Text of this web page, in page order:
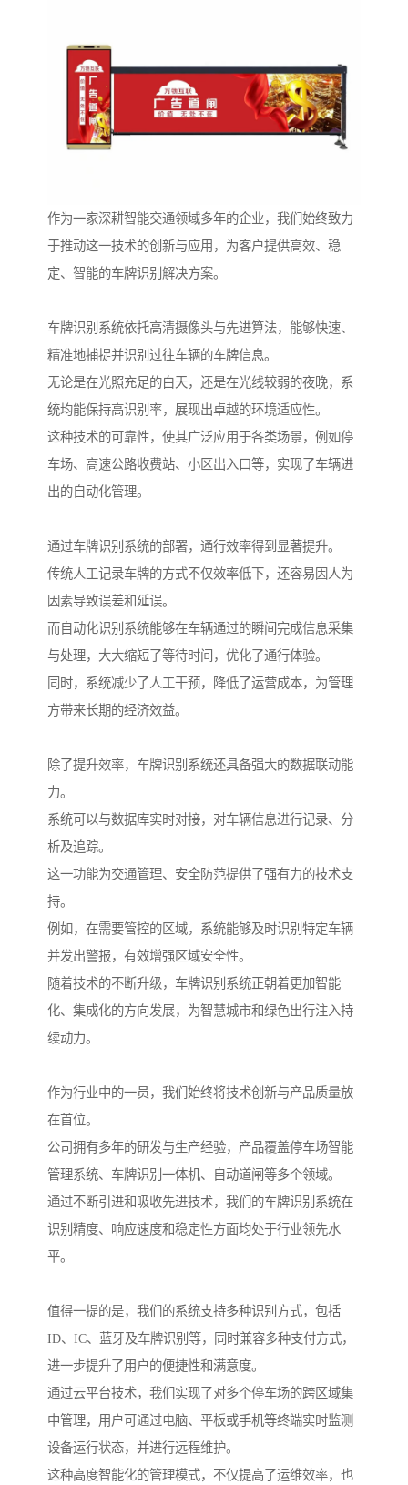
作为一家深耕智能交通领域多年的企业，我们始终致力
于推动这一技术的创新与应用，为客户提供高效、稳
定、智能的车牌识别解决方案。
车牌识别系统依托高清摄像头与先进算法，能够快速、
精准地捕捉并识别过往车辆的车牌信息。
无论是在光照充足的白天，还是在光线较弱的夜晚，系
统均能保持高识别率，展现出卓越的环境适应性。
这种技术的可靠性，使其广泛应用于各类场景，例如停
车场、高速公路收费站、小区出入口等，实现了车辆进
出的自动化管理。
通过车牌识别系统的部署，通行效率得到显著提升。
传统人工记录车牌的方式不仅效率低下，还容易因人为
因素导致误差和延误。
而自动化识别系统能够在车辆通过的瞬间完成信息采集
与处理，大大缩短了等待时间，优化了通行体验。
同时，系统减少了人工干预，降低了运营成本，为管理
方带来长期的经济效益。
除了提升效率，车牌识别系统还具备强大的数据联动能
力。
系统可以与数据库实时对接，对车辆信息进行记录、分
析及追踪。
这一功能为交通管理、安全防范提供了强有力的技术支
持。
例如，在需要管控的区域，系统能够及时识别特定车辆
并发出警报，有效增强区域安全性。
随着技术的不断升级，车牌识别系统正朝着更加智能
化、集成化的方向发展，为智慧城市和绿色出行注入持
续动力。
作为行业中的一员，我们始终将技术创新与产品质量放
在首位。
公司拥有多年的研发与生产经验，产品覆盖停车场智能
管理系统、车牌识别一体机、自动道闸等多个领域。
通过不断引进和吸收先进技术，我们的车牌识别系统在
识别精度、响应速度和稳定性方面均处于行业领先水
平。
值得一提的是，我们的系统支持多种识别方式，包括
ID、IC、蓝牙及车牌识别等，同时兼容多种支付方式，
进一步提升了用户的便捷性和满意度。
通过云平台技术，我们实现了对多个停车场的跨区域集
中管理，用户可通过电脑、平板或手机等终端实时监测
设备运行状态，并进行远程维护。
这种高度智能化的管理模式，不仅提高了运维效率，也